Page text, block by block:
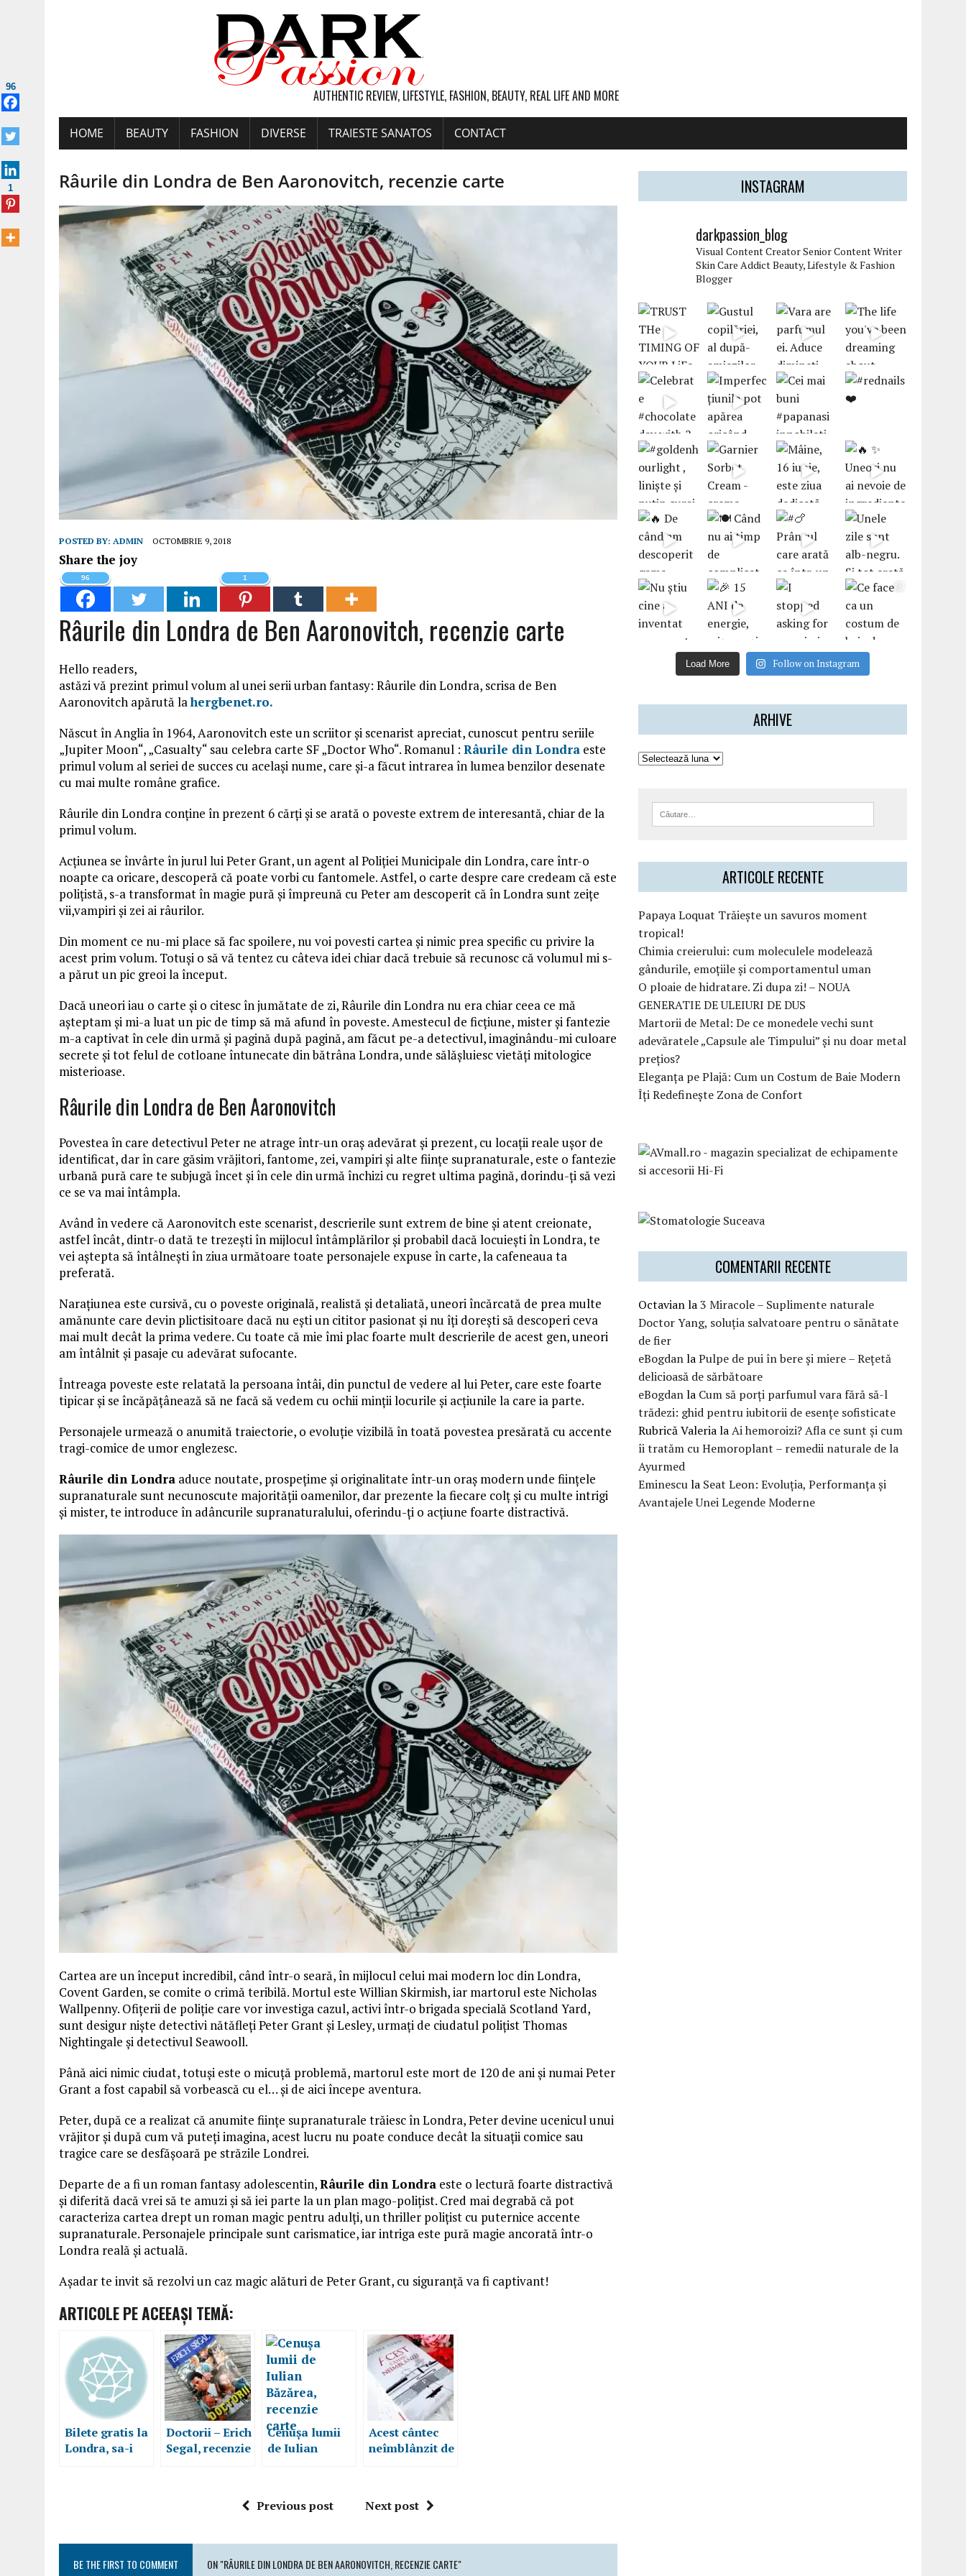
AUTHENTIC REVIEW, LIFESTYLE, FASHION, BEAUTY, REAL LIFE AND MORE
HOME BEAUTY FASHION DIVERSE TRAIESTE SANATOS CONTACT
Râurile din Londra de Ben Aaronovitch, recenzie carte
POSTED BY: ADMIN OCTOMBRIE 9, 2018
Share the joy
96 1
Râurile din Londra de Ben Aaronovitch, recenzie carte
Hello readers,
astăzi vă prezint primul volum al unei serii urban fantasy: Râurile din Londra, scrisa de Ben
Aaronovitch apărută lahergbenet.ro.
Născut în Anglia în 1964, Aaronovitch este un scriitor și scenarist apreciat, cunoscut pentru seriile
„Jupiter Moon“, „Casualty“ sau celebra carte SF „Doctor Who“. Romanul : Râurile din Londra este
primul volum al seriei de succes cu același nume, care și-a făcut intrarea în lumea benzilor desenate
cu mai multe române grafice.
Râurile din Londra conține în prezent 6 cărți și se arată o poveste extrem de interesantă, chiar de la
primul volum.
Acțiunea se învârte în jurul lui Peter Grant, un agent al Poliției Municipale din Londra, care într-o
noapte ca oricare, descoperă că poate vorbi cu fantomele. Astfel, o carte despre care credeam că este
polițistă, s-a transformat în magie pură și împreună cu Peter am descoperit că în Londra sunt zeițe
vii,vampiri și zei ai râurilor.
Din moment ce nu-mi place să fac spoilere, nu voi povesti cartea și nimic prea specific cu privire la
acest prim volum. Totuși o să vă tentez cu câteva idei chiar dacă trebuie să recunosc că volumul mi s-
a părut un pic greoi la început.
Dacă uneori iau o carte și o citesc în jumătate de zi, Râurile din Londra nu era chiar ceea ce mă
așteptam și mi-a luat un pic de timp să mă afund în poveste. Amestecul de ficțiune, mister și fantezie
m-a captivat în cele din urmă și pagină după pagină, am făcut pe-a detectivul, imaginându-mi culoare
secrete și tot felul de cotloane întunecate din bătrâna Londra, unde sălășluiesc vietăți mitologice
misterioase.
Râurile din Londra de Ben Aaronovitch
Povestea în care detectivul Peter ne atrage într-un oraș adevărat și prezent, cu locații reale ușor de
identificat, dar în care găsim vrăjitori, fantome, zei, vampiri și alte ființe supranaturale, este o fantezie
urbană pură care te subjugă încet și în cele din urmă închizi cu regret ultima pagină, dorindu-ți să vezi
ce se va mai întâmpla.
Având în vedere că Aaronovitch este scenarist, descrierile sunt extrem de bine și atent creionate,
astfel încât, dintr-o dată te trezești în mijlocul întâmplărilor și probabil dacă locuiești în Londra, te
vei aștepta să întâlnești în ziua următoare toate personajele expuse în carte, la cafeneaua ta
preferată.
Narațiunea este cursivă, cu o poveste originală, realistă și detaliată, uneori încărcată de prea multe
amănunte care devin plictisitoare dacă nu ești un cititor pasionat și nu îți dorești să descoperi ceva
mai mult decât la prima vedere. Cu toate că mie îmi plac foarte mult descrierile de acest gen, uneori
am întâlnit și pasaje cu adevărat sufocante.
Întreaga poveste este relatată la persoana întâi, din punctul de vedere al lui Peter, care este foarte
tipicar și se încăpățânează să ne facă să vedem cu ochii minții locurile și acțiunile la care ia parte.
Personajele urmează o anumită traiectorie, o evoluție vizibilă în toată povestea presărată cu accente
tragi-comice de umor englezesc.
Râurile din Londra aduce noutate, prospețime și originalitate într-un oraș modern unde ființele
supranaturale sunt necunoscute majorității oamenilor, dar prezente la fiecare colț și cu multe intrigi
și mister, te introduce în adâncurile supranaturalului, oferindu-ți o acțiune foarte distractivă.
Cartea are un început incredibil, când într-o seară, în mijlocul celui mai modern loc din Londra,
Covent Garden, se comite o crimă teribilă. Mortul este Willian Skirmish, iar martorul este Nicholas
Wallpenny. Ofițerii de poliție care vor investiga cazul, activi într-o brigada specială Scotland Yard,
sunt desigur niște detectivi nătăfleți Peter Grant și Lesley, urmați de ciudatul polițist Thomas
Nightingale și detectivul Seawooll.
Până aici nimic ciudat, totuși este o micuță problemă, martorul este mort de 120 de ani și numai Peter
Grant a fost capabil să vorbească cu el… și de aici începe aventura.
Peter, după ce a realizat că anumite ființe supranaturale trăiesc în Londra, Peter devine ucenicul unui
vrăjitor și după cum vă puteți imagina, acest lucru nu poate conduce decât la situații comice sau
tragice care se desfășoară pe străzile Londrei.
Departe de a fi un roman fantasy adolescentin,Râurile din Londra este o lectură foarte distractivă
și diferită dacă vrei să te amuzi și să iei parte la un plan mago-polițist. Cred mai degrabă că pot
caracteriza cartea drept un roman magic pentru adulți, un thriller polițist cu puternice accente
supranaturale. Personajele principale sunt carismatice, iar intriga este pură magie ancorată într-o
Londra reală și actuală.
Așadar te invit să rezolvi un caz magic alături de Peter Grant, cu siguranță va fi captivant!
96
1
ARTICOLE PE ACEEAŞI TEMĂ:
Bilete gratis la
Londra, sa-i
Doctorii – Erich
Segal, recenzie
Cenușa lumii
de Iulian
Acest cântec
neîmblânzit de
recenzie carte
Previous post Next post
BE THE FIRST TO COMMENT ON "RÂURILE DIN LONDRA DE BEN AARONOVITCH, RECENZIE CARTE"
INSTAGRAM
darkpassion_blog
Visual Content CreatorSenior Content Writer
Skin Care AddictBeauty, Lifestyle & Fashion
Blogger
Load More Follow on Instagram
ARHIVE
ARTICOLE RECENTE
Papaya Loquat Trăiește un savuros moment
tropical!
Chimia creierului: cum moleculele modelează
gândurile, emoțiile și comportamentul uman
O ploaie de hidratare. Zi dupa zi! – NOUA
GENERATIE DE ULEIURI DE DUS
Martorii de Metal: De ce monedele vechi sunt
adevăratele „Capsule ale Timpului” și nu doar metal
prețios?
Eleganța pe Plajă: Cum un Costum de Baie Modern
Îți Redefinește Zona de Confort
COMENTARII RECENTE
Octavianla3 Miracole – Suplimente naturale
Doctor Yang, soluția salvatoare pentru o sănătate
de fier
eBogdanlaPulpe de pui în bere și miere – Rețetă
delicioasă de sărbătoare
eBogdanla Cum să porți parfumul vara fără să-l
trădezi: ghid pentru iubitorii de esențe sofisticate
Rubrică ValerialaAi hemoroizi? Afla ce sunt și cum
îi tratăm cu Hemoroplant – remedii naturale de la
Ayurmed
Eminescula Seat Leon: Evoluția, Performanța și
Avantajele Unei Legende Moderne